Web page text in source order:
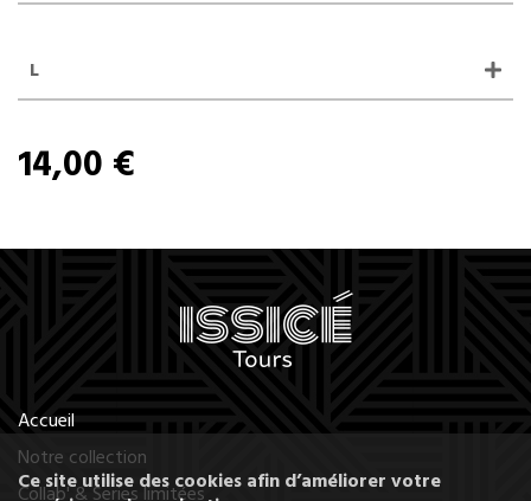
L
14,00 €
Accueil
Notre collection
Collab' & Series limitées
Ce site utilise des cookies afin d’améliorer votre